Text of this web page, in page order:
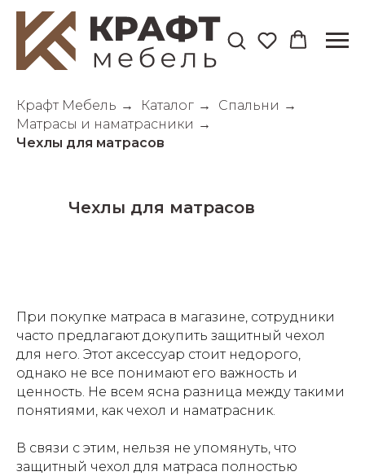
Крафт Мебель → Каталог → Спальни →
Матрасы и наматрасники →
Чехлы для матрасов
Чехлы для матрасов
При покупке матраса в магазине, сотрудники
часто предлагают докупить защитный чехол
для него. Этот аксессуар стоит недорого,
однако не все понимают его важность и
ценность. Не всем ясна разница между такими
понятиями, как чехол и наматрасник.
В связи с этим, нельзя не упомянуть, что
защитный чехол для матраса полностью